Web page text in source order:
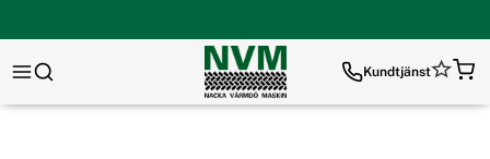
Kundtjänst